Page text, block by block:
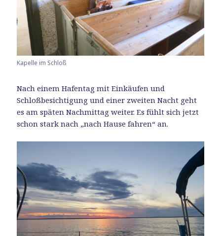
Kapelle im Schloß
Nach einem Hafentag mit Einkäufen und
Schloßbesichtigung und einer zweiten Nacht geht
es am späten Nachmittag weiter. Es fühlt sich jetzt
schon stark nach „nach Hause fahren“ an.